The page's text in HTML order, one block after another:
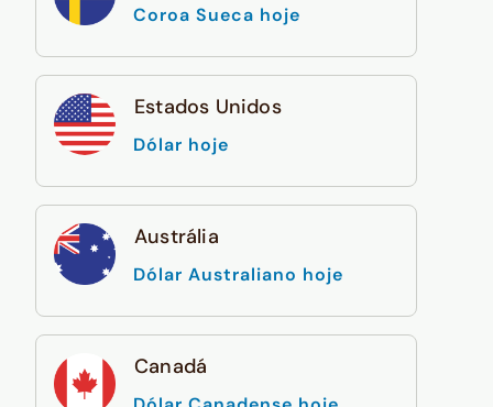
Coroa Sueca hoje
Estados Unidos
Dólar hoje
Austrália
Dólar Australiano hoje
Canadá